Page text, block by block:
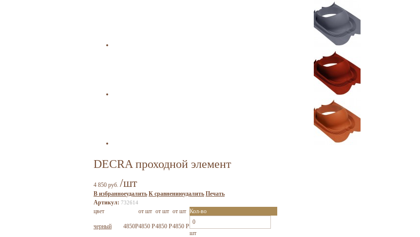
DECRA проходной элемент
4 850 руб. /шт
В избранноеудалить К сравнениюудалить Печать
Артикул: 732614
цвет от шт от шт от шт Кол-во
черный 4850Р4850 Р4850 Р4850 Р
шт